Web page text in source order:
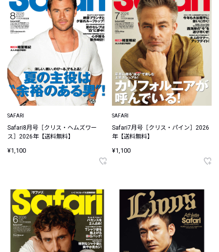
SAFARI
Safari8月号［クリス・ヘムズワー
ス］2026年【送料無料】
¥1,100
SAFARI
Safari7月号［クリス・パイン］2026
年【送料無料】
¥1,100